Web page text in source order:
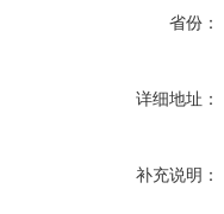
省份：
详细地址：
补充说明：